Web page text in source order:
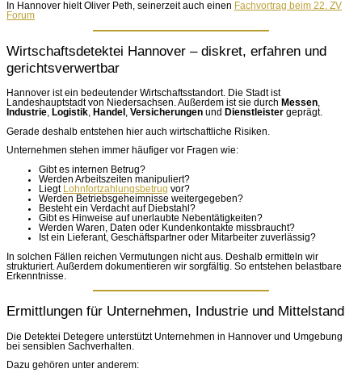
In Hannover hielt Oliver Peth, seinerzeit auch einen Fachvortrag beim 22. ZV
Forum
Wirtschaftsdetektei Hannover – diskret, erfahren und
gerichtsverwertbar
Hannover ist ein bedeutender Wirtschaftsstandort. Die Stadt ist
Landeshauptstadt von Niedersachsen. Außerdem ist sie durch Messen,
Industrie, Logistik, Handel , Versicherungen und Dienstleister geprägt.
Gerade deshalb entstehen hier auch wirtschaftliche Risiken.
Unternehmen stehen immer häufiger vor Fragen wie:
Gibt es internen Betrug?
Werden Arbeitszeiten manipuliert?
Liegt
Lohnfortzahlungsbetrug vor?
Werden Betriebsgeheimnisse weitergegeben?
Besteht ein Verdacht auf Diebstahl?
Gibt es Hinweise auf unerlaubte Nebentätigkeiten?
Werden Waren, Daten oder Kundenkontakte missbraucht?
Ist ein Lieferant, Geschäftspartner oder Mitarbeiter zuverlässig?
In solchen Fällen reichen Vermutungen nicht aus. Deshalb ermitteln wir
strukturiert. Außerdem dokumentieren wir sorgfältig. So entstehen belastbare
Erkenntnisse.
Ermittlungen für Unternehmen, Industrie und Mittelstand
Die Detektei Detegere unterstützt Unternehmen in Hannover und Umgebung
bei sensiblen Sachverhalten.
Dazu gehören unter anderem: